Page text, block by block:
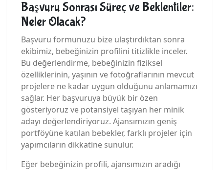
Başvuru Sonrası Süreç ve Beklentiler:
Neler Olacak?
Başvuru formunuzu bize ulaştırdıktan sonra
ekibimiz, bebeğinizin profilini titizlikle inceler.
Bu değerlendirme, bebeğinizin fiziksel
özelliklerinin, yaşının ve fotoğraflarının mevcut
projelere ne kadar uygun olduğunu anlamamızı
sağlar. Her başvuruya büyük bir özen
gösteriyoruz ve potansiyel taşıyan her minik
adayı değerlendiriyoruz. Ajansımızın geniş
portföyüne katılan bebekler, farklı projeler için
yapımcıların dikkatine sunulur.
Eğer bebeğinizin profili, ajansımızın aradığı